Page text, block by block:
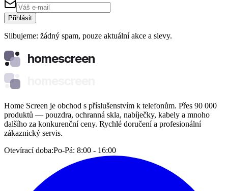
Přihlásit
Slibujeme: žádný spam, pouze aktuální akce a slevy.
homescreen
Home Screen je obchod s příslušenstvím k telefonům. Přes 90 000
produktů — pouzdra, ochranná skla, nabíječky, kabely a mnoho
dalšího za konkurenční ceny. Rychlé doručení a profesionální
zákaznický servis.
Otevírací doba:Po-Pá: 8:00 - 16:00